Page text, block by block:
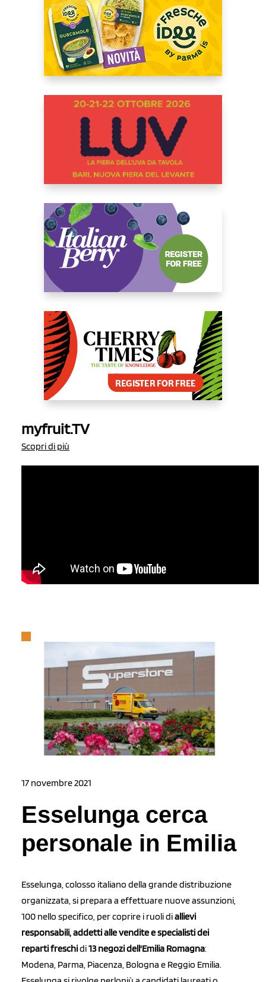
myfruit.TV
Scopri di più
17 novembre 2021
Esselunga cerca
personale in Emilia
Esselunga, colosso italiano della grande distribuzione
organizzata, si prepara a effettuare nuove assunzioni,
100 nello specifico, per coprire i ruoli diallievi
responsabili, addetti alle vendite e specialisti dei
reparti freschidi13 negozi dell'Emilia Romagna:
Modena, Parma, Piacenza, Bologna e Reggio Emilia.